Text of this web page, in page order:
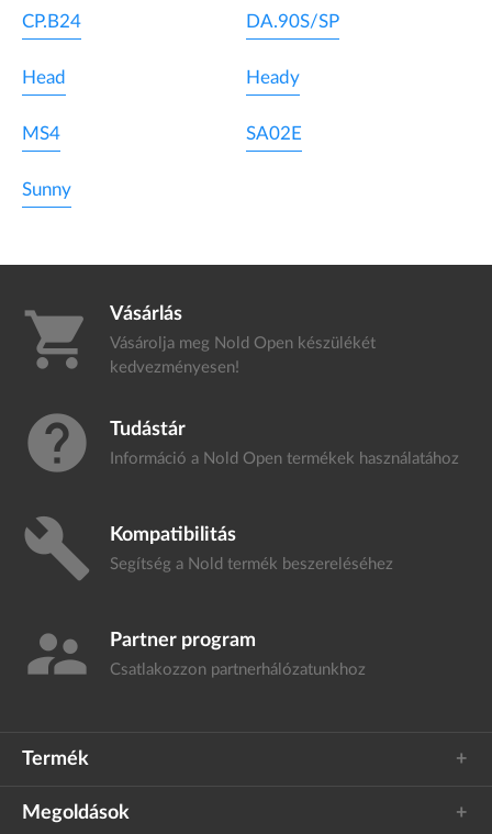
CP.B24 DA.90S/SP
Head Heady
MS4 SA02E
Sunny
shopping_cart Vásárlás
Vásárolja meg Nold Open készülékét
kedvezményesen!
help Tudástár
Információ a Nold Open termékek használatához
build Kompatibilitás
Segítség a Nold termék beszereléséhez
supervisor_account Partner program
Csatlakozzon partnerhálózatunkhoz
Termék
Megoldások